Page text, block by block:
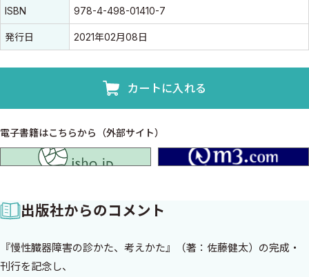
ISBN 978-4-498-01410-7
発行日 2021年02月08日
カートに入れる
電子書籍はこちらから（外部サイト）
出版社からのコメント
『慢性臓器障害の診かた、考えかた』（著：佐藤健太）の完成・
刊行を記念し、